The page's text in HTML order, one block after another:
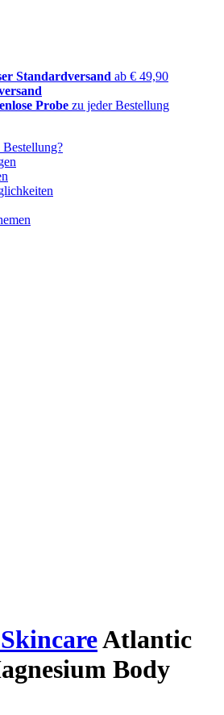
Standardversand ab € 49,90
Probe zu jeder Bestellung
Atlantic
Body